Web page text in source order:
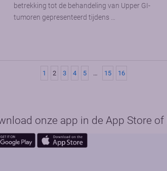
betrekking tot de behandeling van Upper GI-
tumoren gepresenteerd tijdens …
1 2 3 4 5 … 15 16
onze app in de App Store of